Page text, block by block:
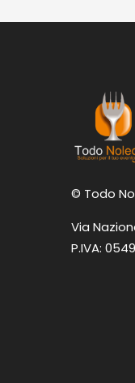
© Todo
Via
P.IVA: